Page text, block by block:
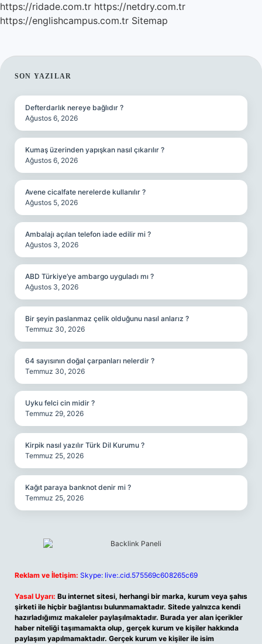
https://ridade.com.tr https://netdry.com.tr
https://englishcampus.com.tr Sitemap
SIDEBAR
SON YAZILAR
Defterdarlık nereye bağlıdır ?
Ağustos 6, 2026
Kumaş üzerinden yapışkan nasıl çıkarılır ?
Ağustos 6, 2026
Avene cicalfate nerelerde kullanılır ?
Ağustos 5, 2026
Ambalajı açılan telefon iade edilir mi ?
Ağustos 3, 2026
ABD Türkiye’ye ambargo uyguladı mı ?
Ağustos 3, 2026
Bir şeyin paslanmaz çelik olduğunu nasıl anlarız ?
Temmuz 30, 2026
64 sayısının doğal çarpanları nelerdir ?
Temmuz 30, 2026
Uyku felci cin midir ?
Temmuz 29, 2026
Kirpik nasıl yazılır Türk Dil Kurumu ?
Temmuz 25, 2026
Kağıt paraya banknot denir mi ?
Temmuz 25, 2026
Reklam ve İletişim: Skype: live:.cid.575569c608265c69
Yasal Uyarı: Bu internet sitesi, herhangi bir marka, kurum veya şahıs
şirketi ile hiçbir bağlantısı bulunmamaktadır. Sitede yalnızca kendi
hazırladığımız makaleler paylaşılmaktadır. Burada yer alan içerikler
haber niteliği taşımamakta olup, gerçek kurum ve kişiler hakkında
paylaşım yapılmamaktadır. Gerçek kurum ve kişiler ile isim